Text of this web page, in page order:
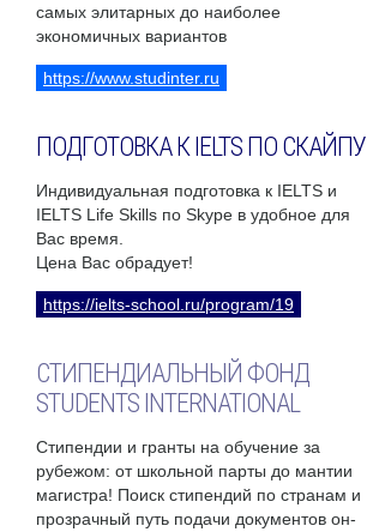
самых элитарных до наиболее
экономичных вариантов
https://www.studinter.ru
ПОДГОТОВКА К IELTS ПО СКАЙПУ
Индивидуальная подготовка к IELTS и
IELTS Life Skills по Skype в удобное для
Вас время.
Цена Вас обрадует!
https://ielts-school.ru/program/19
СТИПЕНДИАЛЬНЫЙ ФОНД
STUDENTS INTERNATIONAL
Стипендии и гранты на обучение за
рубежом: от школьной парты до мантии
магистра! Поиск стипендий по странам и
прозрачный путь подачи документов он-